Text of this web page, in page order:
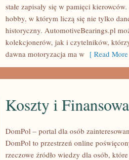
stałe zapisały się w pamięci
hobby, w którym liczą się nie tylko
historyczny. AutomotiveBearings.pl
kolekcjonerów, jak i czytelników,
dawna motoryzacja ma w [ Read
Koszty i
DomPol – portal dla osób
DomPol to przestrzeń online
rzeczowe źródło wiedzy dla osób,